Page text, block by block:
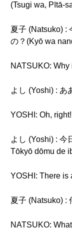
(Tsugi wa, Pītā-
夏子 (Natsuko) :
の？(Kyō wa
NATSUKO:
よし (Yoshi) : あ
YOSHI: Oh, right!
よし (Yoshi) : 今
Tōkyō dōmu de
YOSHI: There is
夏子 (Natsuko) :
NATSUKO: